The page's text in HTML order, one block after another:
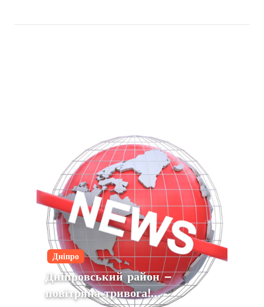
Дніпро
Дніпровський район –
повітряна тривога!…